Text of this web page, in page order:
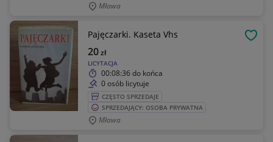
Mława
Pajęczarki. Kaseta Vhs
LICYTACJA
20zł
00:08:36do końca
0 osób licytuje
CZĘSTO SPRZEDAJE
SPRZEDAJĄCY: OSOBA PRYWATNA
Mława